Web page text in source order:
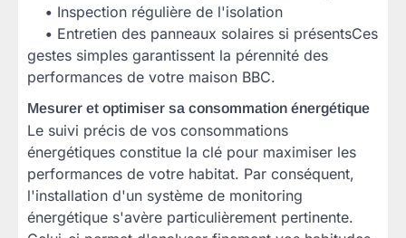
• Inspection régulière de l'isolation
• Entretien des panneaux solaires si présentsCes
gestes simples garantissent la pérennité des
performances de votre maison BBC.
Mesurer et optimiser sa consommation énergétique
Le suivi précis de vos consommations
énergétiques constitue la clé pour maximiser les
performances de votre habitat. Par conséquent,
l'installation d'un système de monitoring
énergétique s'avère particulièrement pertinente.